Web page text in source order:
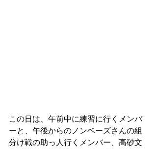
この日は、午前中に練習に行くメンバ
ーと、午後からのノンベーズさんの組
分け戦の助っ人行くメンバー、高砂文